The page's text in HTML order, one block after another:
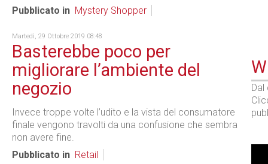
Pubblicato in Mystery Shopper
Martedì, 29 Ottobre 2019 08:48
Basterebbe poco per
migliorare l’ambiente del
negozio
Invece troppe volte l’udito e la vista del consumatore
finale vengono travolti da una confusione che sembra
non avere fine.
Pubblicato in Retail